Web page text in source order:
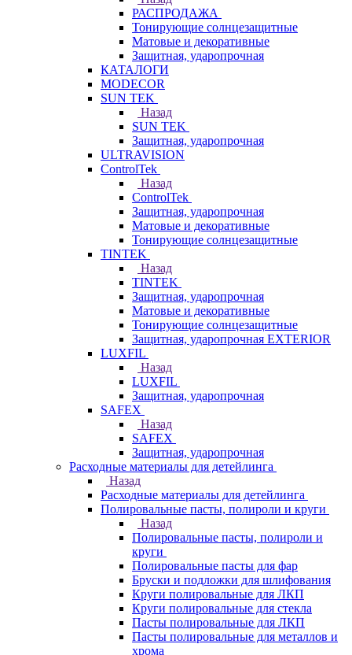
РАСПРОДАЖА
Тонирующие солнцезащитные
Матовые и декоративные
Защитная, ударопрочная
КАТАЛОГИ
MODECOR
SUN TEK
Назад
SUN TEK
Защитная, ударопрочная
ULTRAVISION
ControlTek
Назад
ControlTek
Защитная, ударопрочная
Матовые и декоративные
Тонирующие солнцезащитные
TINTEK
Назад
TINTEK
Защитная, ударопрочная
Матовые и декоративные
Тонирующие солнцезащитные
Защитная, ударопрочная EXTERIOR
LUXFIL
Назад
LUXFIL
Защитная, ударопрочная
SAFEX
Назад
SAFEX
Защитная, ударопрочная
Расходные материалы для детейлинга
Назад
Расходные материалы для детейлинга
Полировальные пасты, полироли и круги
Назад
Полировальные пасты, полироли и
круги
Полировальные пасты для фар
Бруски и подложки для шлифования
Круги полировальные для ЛКП
Круги полировальные для стекла
Пасты полировальные для ЛКП
Пасты полировальные для металлов и
хрома